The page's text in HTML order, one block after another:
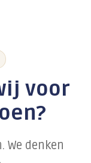
voor
We denken